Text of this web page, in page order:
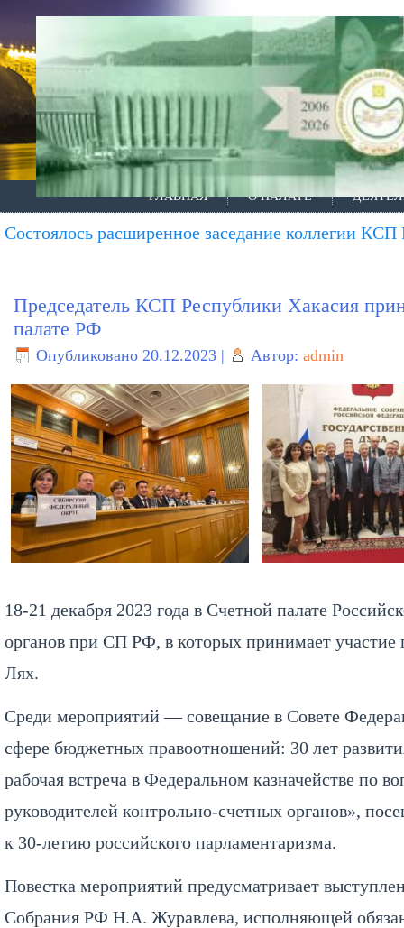
ГЛАВНАЯ О ПАЛАТЕ
Состоялось расширенное заседание коллегии
Председатель КСП Республики Хакасия
палате РФ
Опубликовано 20.12.2023 | Автор: admin
18-21 декабря 2023 года в Счетной палате
органов при СП РФ, в которых принимает участие
Лях.
Среди мероприятий — совещание в Совете
сфере бюджетных правоотношений: 30 лет
рабочая встреча в Федеральном казначействе
руководителей контрольно-счетных органов»,
к 30-летию российского парламентаризма.
Повестка мероприятий предусматривает
Собрания РФ Н.А. Журавлева, исполняющей